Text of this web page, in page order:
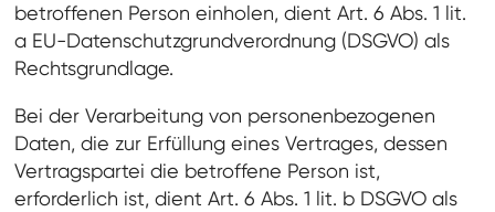
betroffenen Person einholen, dient Art. 6 Abs. 1 lit.
a EU-Datenschutzgrundverordnung (DSGVO) als
Rechtsgrundlage.
Bei der Verarbeitung von personenbezogenen
Daten, die zur Erfüllung eines Vertrages, dessen
Vertragspartei die betroffene Person ist,
erforderlich ist, dient Art. 6 Abs. 1 lit. b DSGVO als